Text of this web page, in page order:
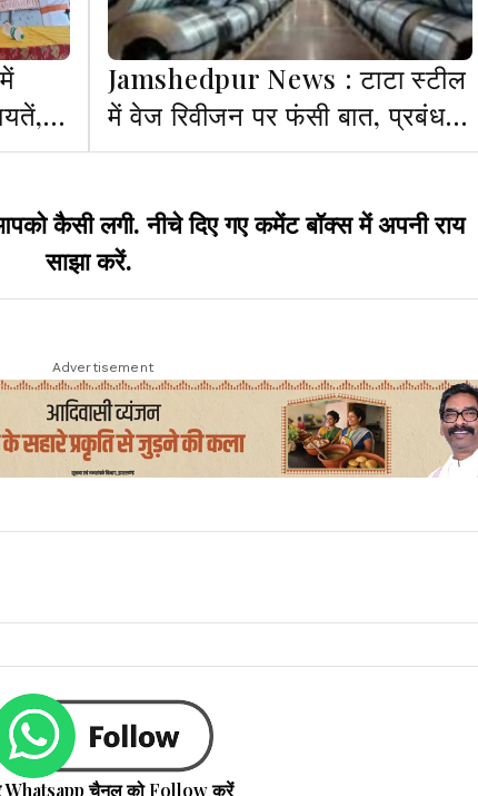
Jamshedpur News : टाटा स्टील
में वेज रिवीजन पर फंसी बात, प्रबंधन
व यूनियन में नहीं बनी सहमति
कैसी लगी. नीचे दिए गए कमेंट बॉक्स में अपनी राय
साझा करें.
Advertisement
Whatsapp चैनल को Follow करें